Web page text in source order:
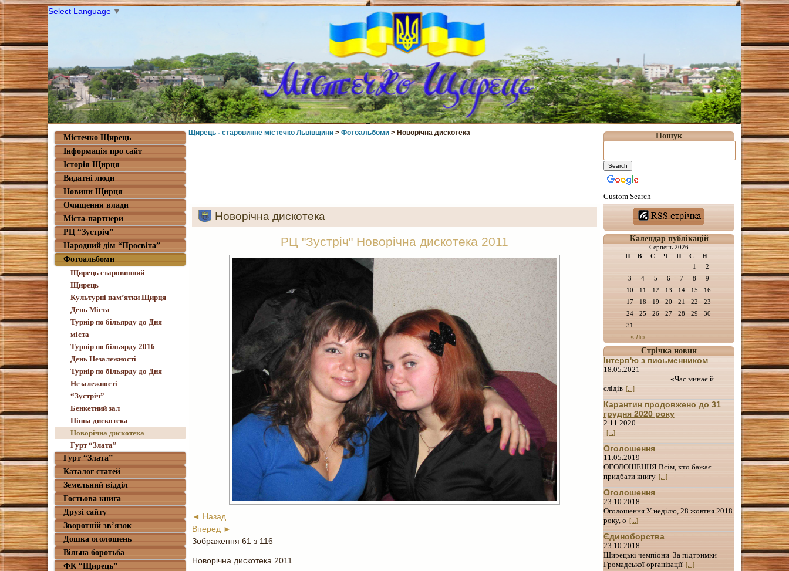
Select Language ▼
Містечко Щирець
Інформація про сайт
Історія Щирця
Видатні люди
Новини Щирця
Очищення влади
Міста-партнери
РЦ “Зустріч”
Народний дім “Просвіта”
Фотоальбоми
Щирець старовинний
Щирець
Культурні пам’ятки Щирця
День Міста
Турнір по більярду до Дня
міста
Турнір по більярду 2016
День Незалежності
Турнір по більярду до Дня
Незалежності
“Зустріч”
Бенкетний зал
Пінна дискотека
Новорічна дискотека
Гурт “Злата”
Гурт “Злата”
Каталог статей
Земельний відділ
Гостьова книга
Друзі сайту
Зворотній зв’язок
Дошка оголошень
Вільна боротьба
ФК “Щирець”
Щирець - старовинне мiстечко Львiвщини> Фотоальбоми> Новорічна дискотека
Новорічна дискотека
РЦ "Зустріч" Новорічна дискотека 2011
◄ Назад
Вперед ►
Зображення 61 з 116
Новорічна дискотека 2011
Пошук
Custom Search
Календар публікацій
Серпень 2026
П
В С Ч П С Н
« Лют
1
2
3
4 5 6 7 8
9
10
11 12 13 14 15
16
17
18 19 20 21 22
23
24
25 26 27 28 29
30
31
Стрічка новин
Інтерв'ю з письменником
18.05.2021
«Час минає й
слідів [...]
Карантин продовжено до 31
грудня 2020 року
2.11.2020
[...]
Оголошення
11.05.2019
ОГОЛОШЕННЯ Всім, хто бажає
придбати книгу [...]
Оголошення
23.10.2018
Оголошення У неділю, 28 жовтня 2018
року, о [...]
Єдиноборства
23.10.2018
Щирецькі чемпіони За підтримки
Громадської організації [...]